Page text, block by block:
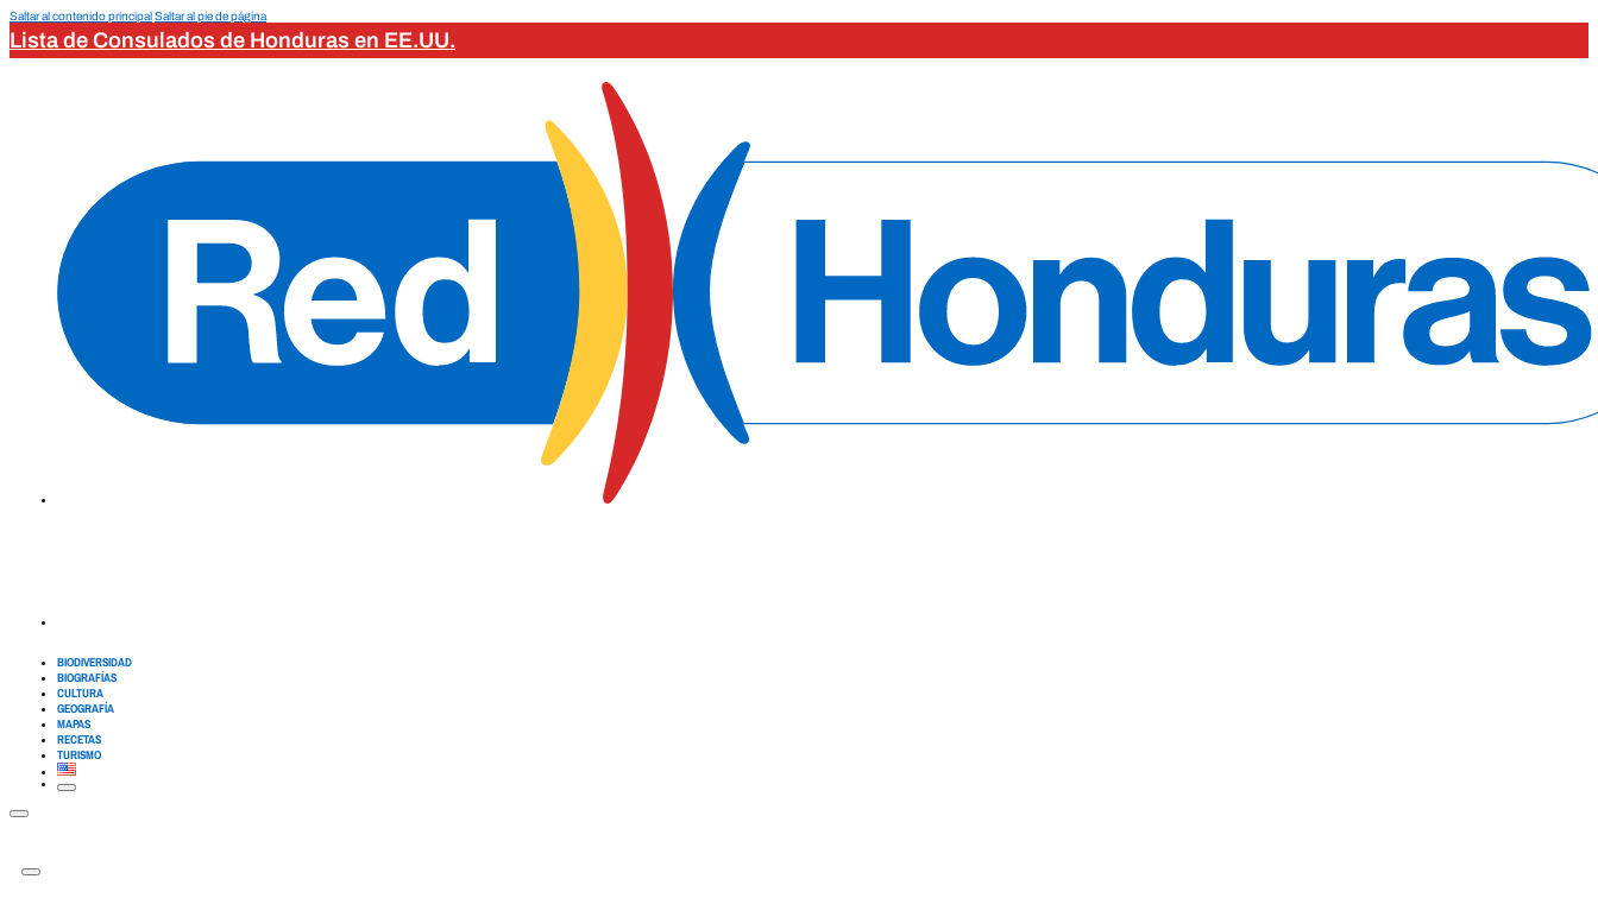
Saltar al contenido principalSaltar al pie de página
Lista de Consulados de Honduras en EE.UU.
BIODIVERSIDAD
BIOGRAFÍAS
CULTURA
GEOGRAFÍA
MAPAS
RECETAS
TURISMO